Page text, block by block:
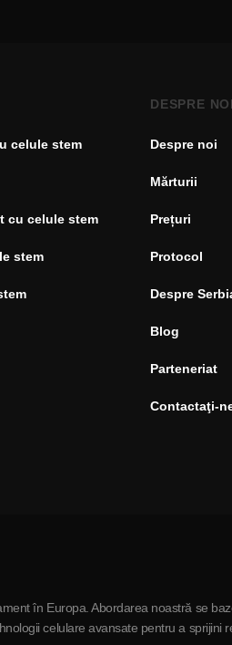
celule stem
cu celule stem
stem
DESPRE NOI
Despre noi
Mărturii
Prețuri
Protocol
Despre
Blog
Parteneriat
Contactaţi-
în Europa. Abordarea noastră se
celulare avansate pentru a sprijini